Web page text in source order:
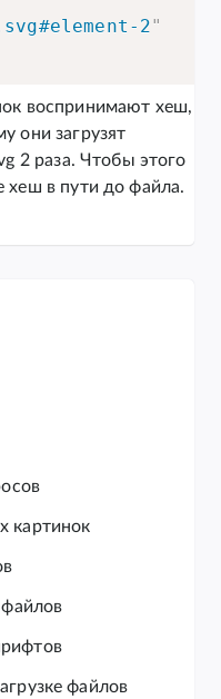
картинок
файлов
файлов
2"
воспринимают хеш,
они загрузят
2 раза. Чтобы этого
хеш в пути до файла.